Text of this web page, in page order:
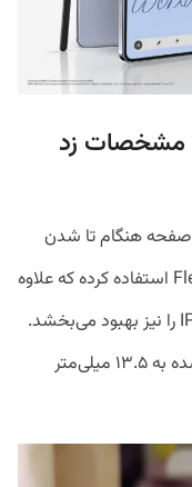
مشخصات زد
صفحه هنگام تا شدن
روی یکدیگر از لولای جدیدی به نام Flex Hing استفاده کرده که علاوه
بر زیبایی بیشتر امتیاز مقاومت در برابر IPX8 را نیز بهبود می‌بخشد.
در نتیجه ضخامت این گوشی در حالت تا شده به ۱۳.۵ میلی‌متر